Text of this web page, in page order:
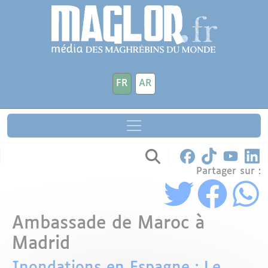
Aller au contenu principal
FR AR
Partager sur :
Ambassade de Maroc à
Madrid
Panneau de gestion des cookies